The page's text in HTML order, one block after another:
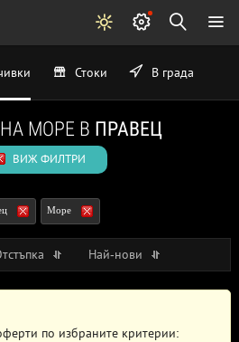
Стоки В града
МОРЕ В ПРАВЕЦ
ВИЖ ФИЛТРИ
Море
Най-нови
по избраните критерии: